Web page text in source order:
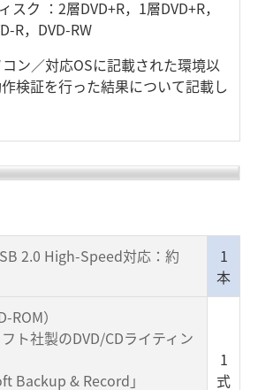
スク ：2層DVD+R，1層DVD+R，
R，DVD-RW
ン／対応OSに記載された環境以
検証を行った結果について記載し
2.0 High-Speed対応：約
1
本
ROM）
製のDVD/CDライティン
& Record」
1
式